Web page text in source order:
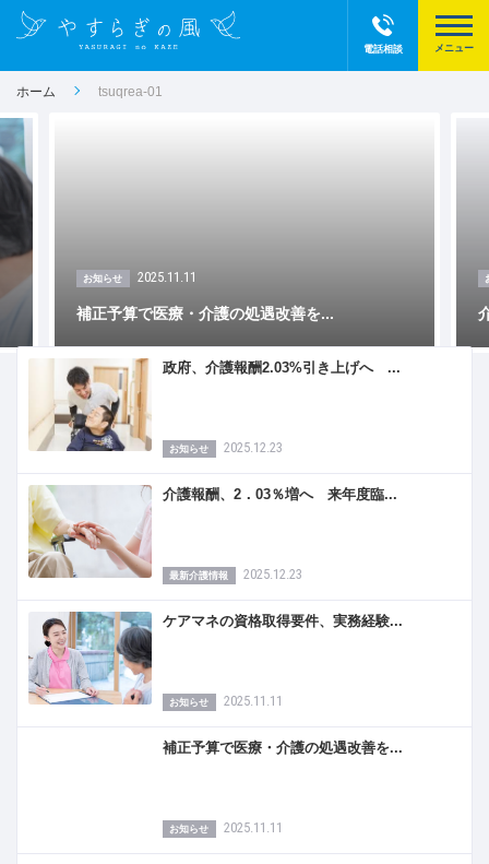
電話相談
ホーム tsuqrea-01
お知らせ 2025.11.11
補正予算で医療・介護の処遇改善を...
政府、介護報酬2.03%引き上げへ ...
お知らせ 2025.12.23
介護報酬、2．03％増へ 来年度臨...
最新介護情報 2025.12.23
ケアマネの資格取得要件、実務経験...
お知らせ 2025.11.11
補正予算で医療・介護の処遇改善を...
お知らせ 2025.11.11